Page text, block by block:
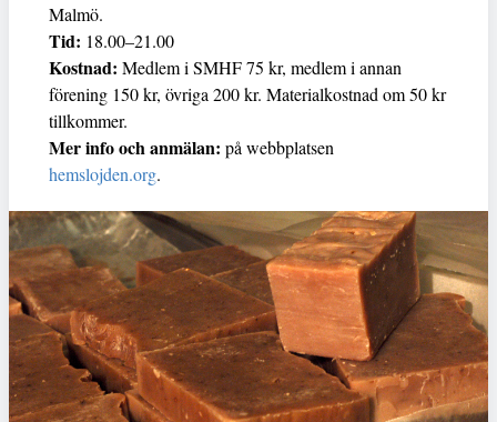
Malmö.
Tid: 18.00–21.00
Kostnad: Medlem i SMHF 75 kr, medlem i annan
förening 150 kr, övriga 200 kr. Materialkostnad om 50 kr
tillkommer.
Mer info och anmälan: på webbplatsen
hemslojden.org.